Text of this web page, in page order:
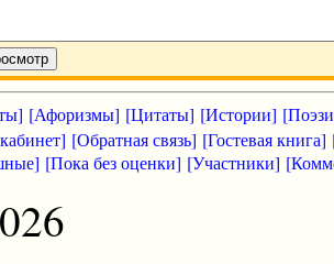
[Афоризмы] [Цитаты] [Истории]
[Обратная связь] [Гостевая книга]
[Пока без оценки] [Участники]